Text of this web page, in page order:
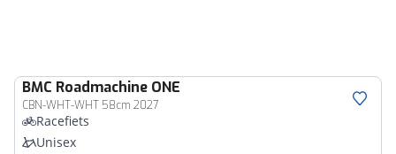
BMC Roadmachine ONE
CBN-WHT-WHT 58cm 2027
Racefiets
Unisex